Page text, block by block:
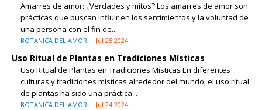
Amarres de amor: ¿Verdades y mitos? Los amarres de amor son
prácticas que buscan influir en los sentimientos y la voluntad de
una persona con el fin de...
BOTANICA DEL AMOR Jul 25 2024
Uso Ritual de Plantas en Tradiciones Místicas
Uso Ritual de Plantas en Tradiciones Místicas En diferentes
culturas y tradiciones místicas alrededor del mundo, el uso ritual
de plantas ha sido una práctica...
BOTANICA DEL AMOR Jul 24 2024